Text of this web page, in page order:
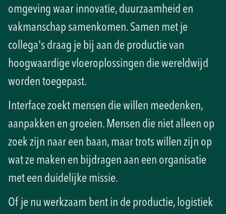
omgeving waar innovatie, duurzaamheid en
vakmanschap samenkomen. Samen met je
collega's draag je bij aan de productie van
hoogwaardige vloeroplossingen die wereldwijd
worden toegepast.
Interface zoekt mensen die willen meedenken,
aanpakken en groeien. Mensen die niet alleen op
zoek zijn naar een baan, maar trots willen zijn op
wat ze maken en bijdragen aan een organisatie
met een duidelijke missie.
Of je nu werkzaam bent in de productie, logistiek